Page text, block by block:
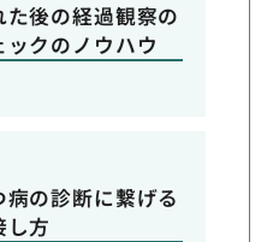
後の経過観察の
クのノウハウ
の診断に繋げる
し方